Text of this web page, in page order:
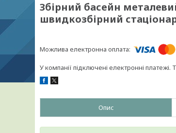
Збірний басейн
швидкозбірний
У компанії підключені електронні
Опис